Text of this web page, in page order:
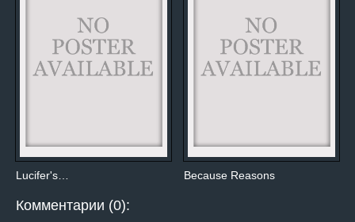
Lucifer's… Because Reasons
Комментарии (0):